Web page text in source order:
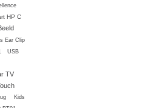
HP C
Ear Clip
USB
TV
Kids